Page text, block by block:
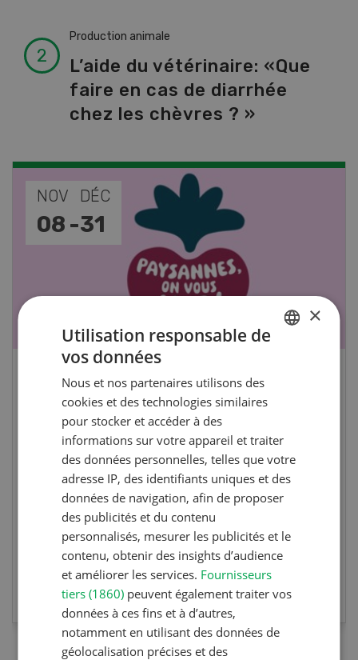
Production animale
L’aide du vétérinaire: «Que
faire en cas de diarrhée
chez les chèvres ? »
NOV
17 -
JAN
26
Cours spécialisé Aquaculture
Vous élevez des poissons ou songez à le faire?
Ce cours vous équipe du savoir nécessaire. Si
vous effectuez aussi un stage pratique, votre
diplôme est reconnu officiellement et vous
habilite à détenir des poissons à titre
professionnel.
EN SAVOIR PLUS
×
Utilisation responsable de
vos données
Nous et nos partenaires utilisons des
cookies et des technologies similaires
pour stocker et accéder à des
informations sur votre appareil et traiter
des données personnelles, telles que votre
adresse IP, des identifiants uniques et des
données de navigation, afin de proposer
des publicités et du contenu
personnalisés, mesurer les publicités et le
contenu, obtenir des insights d’audience
et améliorer les services. Fournisseurs
tiers (1860) peuvent également traiter vos
données à ces fins et à d’autres,
notamment en utilisant des données de
géolocalisation précises et des